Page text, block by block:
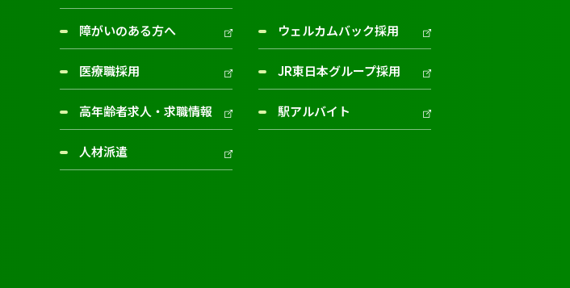
障がいのある方へ ウェルカムバック採用
医療職採用 JR東日本グループ採用
高年齢者求人・求職情報 駅アルバイト
人材派遣